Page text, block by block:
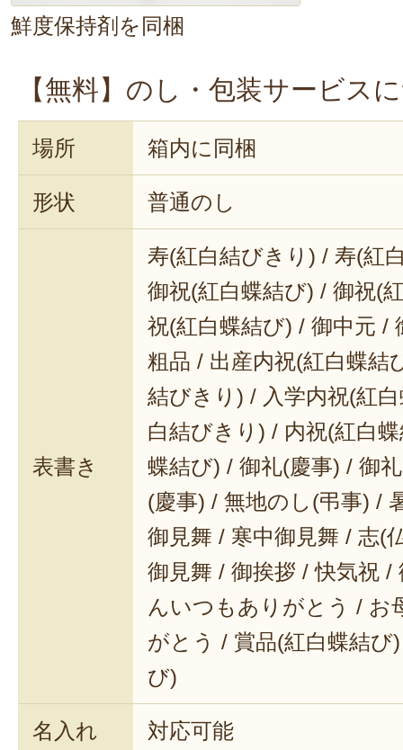
鮮度保持剤を同梱
【無料】のし・包装サービス
場所 箱内に同梱
形状 普通のし
表書き
寿(紅白結びきり) / 寿(紅
御祝(紅白蝶結び) / 御祝(
祝(紅白蝶結び) / 御中元 /
粗品 / 出産内祝(紅白蝶結
結びきり) / 入学内祝(紅
白結びきり) / 内祝(紅白
蝶結び) / 御礼(慶事) / 御
(慶事) / 無地のし(弔事) /
御見舞 / 寒中御見舞 / 志(
御見舞 / 御挨拶 / 快気祝 /
んいつもありがとう / お
がとう / 賞品(紅白蝶結び
び)
名入れ 対応可能